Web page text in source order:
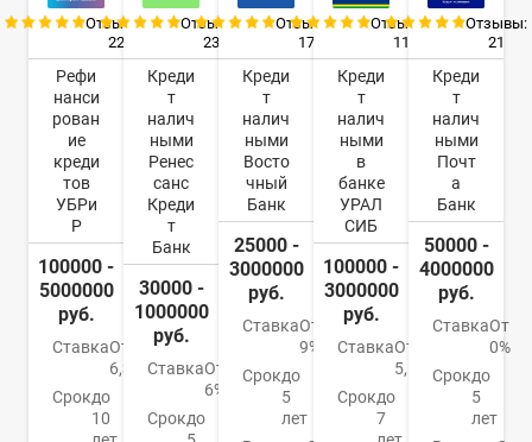
Отзывы:
22
Рефи
нанси
рован
ие
креди
тов
УБРи
Р
100000 -
5000000
руб.
СтавкаОт
6,3%
Срокдо
10
Отзывы:
23
Креди
т
налич
ными
Ренес
санс
Креди
т
Банк
30000 -
1000000
руб.
СтавкаОт
6%
Срокдо
Отзывы:
17
Креди
т
налич
ными
Восто
чный
Банк
25000 -
3000000
руб.
СтавкаОт
9%
Срокдо
5
лет
Отзывы:
11
Креди
т
налич
ными
в
банке
УРАЛ
СИБ
100000 -
3000000
руб.
СтавкаОт
5,5%
Срокдо
7
Отзывы:
21
Креди
т
налич
ными
Почт
а
Банк
50000 -
4000000
руб.
СтавкаОт
0%
Срокдо
5
лет